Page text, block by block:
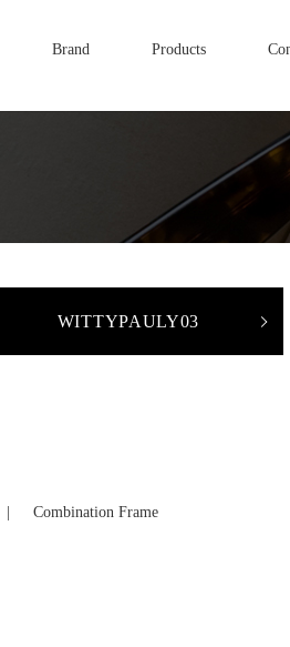
Brand Products
WITTYPAULY03
Combination Frame